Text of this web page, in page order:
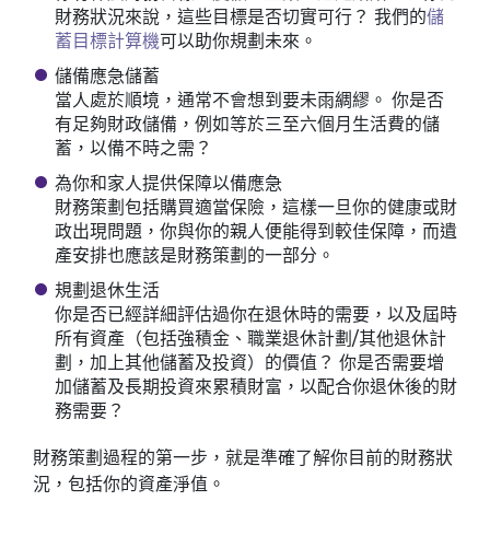
財務狀況來說，這些目標是否切實可行？ 我們的儲
蓄目標計算機可以助你規劃未來。
儲備應急儲蓄
當人處於順境，通常不會想到要未雨綢繆。 你是否
有足夠財政儲備，例如等於三至六個月生活費的儲
蓄，以備不時之需？
為你和家人提供保障以備應急
財務策劃包括購買適當保險，這樣一旦你的健康或財
政出現問題，你與你的親人便能得到較佳保障，而遺
產安排也應該是財務策劃的一部分。
規劃退休生活
你是否已經詳細評估過你在退休時的需要，以及屆時
所有資產（包括強積金、職業退休計劃/其他退休計
劃，加上其他儲蓄及投資）的價值？ 你是否需要增
加儲蓄及長期投資來累積財富，以配合你退休後的財
務需要？
財務策劃過程的第一步，就是準確了解你目前的財務狀
況，包括你的資產淨值。